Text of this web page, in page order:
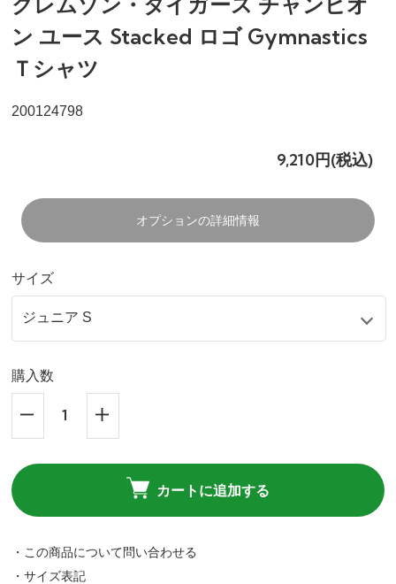
ン ユース Stacked ロゴ Gymnastics
Ｔシャツ
200124798
9,210円(税込)
オプションの詳細情報
サイズ
購入数
カートに追加する
・この商品について問い合わせる
・サイズ表記